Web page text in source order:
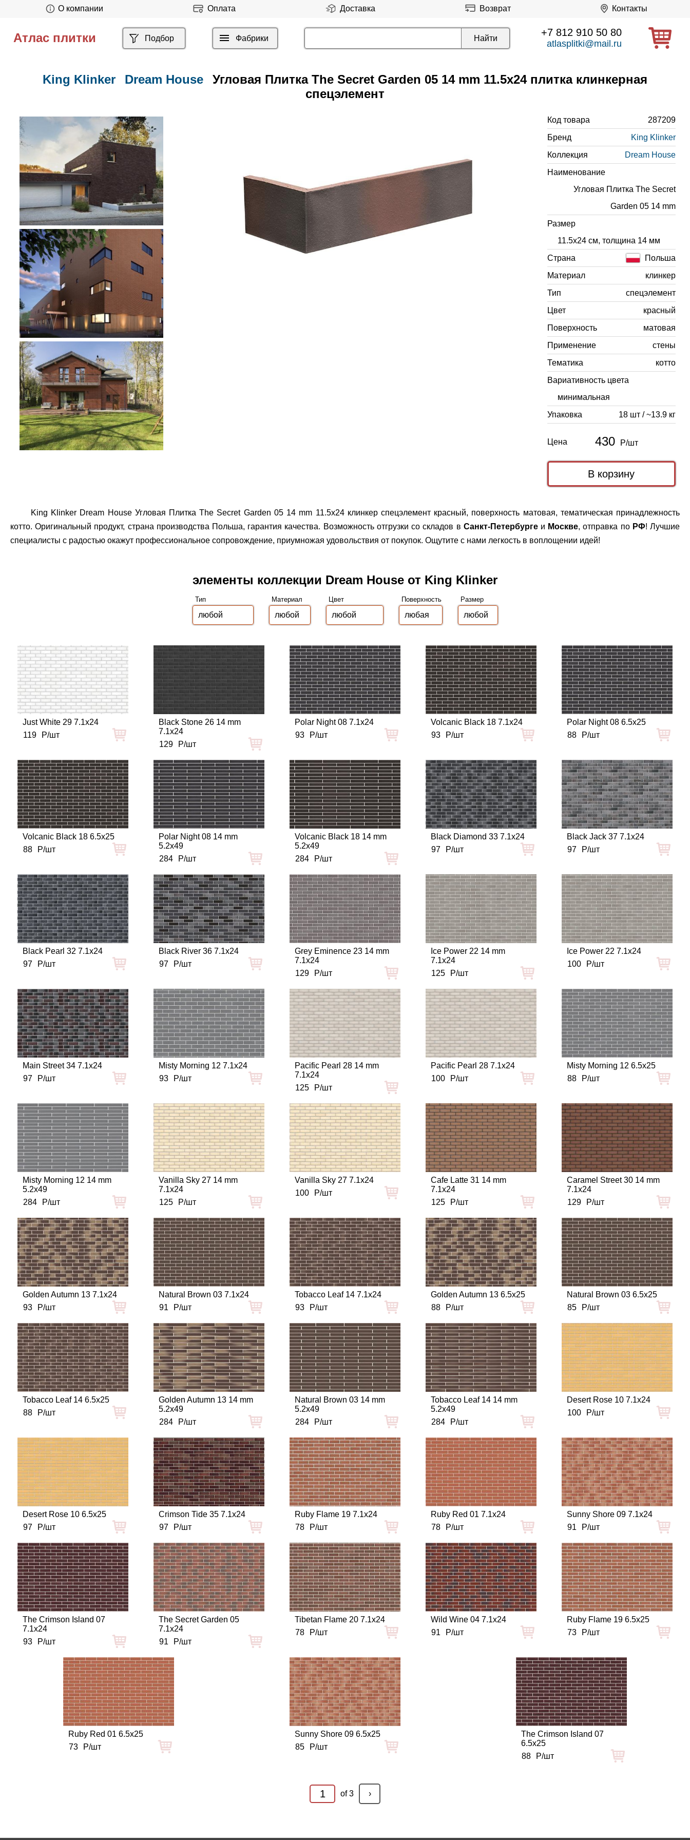
О компании Оплата Доставка Возврат Контакты
Атлас плитки Подбор Фабрики +7 812 910 50 80
atlasplitki@mail.ru
King Klinker Dream House
Угловая Плитка The Secret Garden 05 14 mm 11.5x24 плитка клинкерная
спецэлемент
Код товара
287209
Бренд
King Klinker
Коллекция
Dream House
Наименование
Угловая Плитка The Secret
Garden 05 14 mm
Размер
11.5x24 см, толщина 14 мм
Страна
Польша
Материал
клинкер
Тип
спецэлемент
Цвет
красный
Поверхность
матовая
Применение
стены
Тематика
котто
Вариативность цвета
минимальная
Упаковка
18 шт / ~13.9 кг
Цена 430 Р/шт
King Klinker Dream House Угловая Плитка The Secret Garden 05 14 mm 11.5x24 клинкер спецэлемент красный, поверхность матовая, тематическая принадлежность
котто. Оригинальный продукт, страна производства Польша, гарантия качества. Возможность отгрузки со складов в Санкт-Петербургеи Москве, отправка по РФ! Лучшие
специалисты с радостью окажут профессиональное сопровождение, приумножая удовольствия от покупок. Ощутите с нами легкость в воплощении идей!
элементы коллекции Dream House от King Klinker
Тип Материал Цвет Поверхность Размер
Just White 29 7.1x24
119
Р/шт
Black Stone 26 14 mm
7.1x24
129
Р/шт
Polar Night 08 7.1x24
93
Р/шт
Volcanic Black 18 7.1x24
93
Р/шт
Polar Night 08 6.5x25
88
Р/шт
Volcanic Black 18 6.5x25
88
Р/шт
Polar Night 08 14 mm
5.2x49
284
Р/шт
Volcanic Black 18 14 mm
5.2x49
284
Р/шт
Black Diamond 33 7.1x24
97
Р/шт
Black Jack 37 7.1x24
97
Р/шт
Black Pearl 32 7.1x24
97
Р/шт
Black River 36 7.1x24
97
Р/шт
Grey Eminence 23 14 mm
7.1x24
129
Р/шт
Ice Power 22 14 mm
7.1x24
125
Р/шт
Ice Power 22 7.1x24
100
Р/шт
Main Street 34 7.1x24
97
Р/шт
Misty Morning 12 7.1x24
93
Р/шт
Pacific Pearl 28 14 mm
7.1x24
125
Р/шт
Pacific Pearl 28 7.1x24
100
Р/шт
Misty Morning 12 6.5x25
88
Р/шт
Misty Morning 12 14 mm
5.2x49
284
Р/шт
Vanilla Sky 27 14 mm
7.1x24
125
Р/шт
Vanilla Sky 27 7.1x24
100
Р/шт
Cafe Latte 31 14 mm
7.1x24
125
Р/шт
Caramel Street 30 14 mm
7.1x24
129
Р/шт
Golden Autumn 13 7.1x24
93
Р/шт
Natural Brown 03 7.1x24
91
Р/шт
Tobacco Leaf 14 7.1x24
93
Р/шт
Golden Autumn 13 6.5x25
88
Р/шт
Natural Brown 03 6.5x25
85
Р/шт
Tobacco Leaf 14 6.5x25
88
Р/шт
Golden Autumn 13 14 mm
5.2x49
284
Р/шт
Natural Brown 03 14 mm
5.2x49
284
Р/шт
Tobacco Leaf 14 14 mm
5.2x49
284
Р/шт
Desert Rose 10 7.1x24
100
Р/шт
Desert Rose 10 6.5x25
97
Р/шт
Crimson Tide 35 7.1x24
97
Р/шт
Ruby Flame 19 7.1x24
78
Р/шт
Ruby Red 01 7.1x24
78
Р/шт
Sunny Shore 09 7.1x24
91
Р/шт
The Crimson Island 07
7.1x24
93
Р/шт
The Secret Garden 05
7.1x24
91
Р/шт
Tibetan Flame 20 7.1x24
78
Р/шт
Wild Wine 04 7.1x24
91
Р/шт
Ruby Flame 19 6.5x25
73
Р/шт
Ruby Red 01 6.5x25
73
Р/шт
Sunny Shore 09 6.5x25
85
Р/шт
The Crimson Island 07
6.5x25
88
Р/шт
of 3 ›